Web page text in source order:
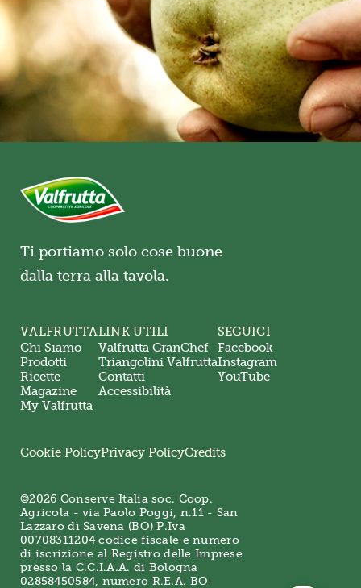
Ti portiamo solo cose buone
dalla terra alla tavola.
VALFRUTTA
Chi Siamo
Prodotti
Ricette
Magazine
My Valfrutta
LINK UTILI
Valfrutta GranChef
Triangolini Valfrutta
Contatti
Accessibilità
SEGUICI
Facebook
Instagram
YouTube
©2026 Conserve Italia soc. Coop.
Agricola - via Paolo Poggi, n.11 - San
Lazzaro di Savena (BO) P.Iva
00708311204 codice fiscale e numero
di iscrizione al Registro delle Imprese
presso la C.C.I.A.A. di Bologna
02858450584, numero R.E.A. BO-
Cookie PolicyPrivacy PolicyCredits